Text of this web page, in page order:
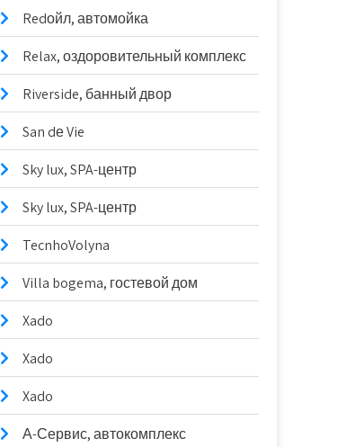
Redойл, автомойка
Relax, оздоровительный комплекс
Riverside, банный двор
San dе Vie
Sky lux, SPA-центр
Sky lux, SPA-центр
TecnhoVolyna
Villa bogema, гостевой дом
Xado
Xado
Xado
А-Сервис, автокомплекс